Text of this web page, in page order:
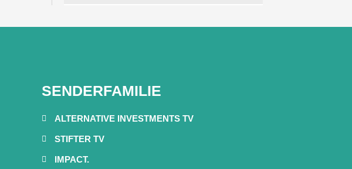
SENDERFAMILIE
ALTERNATIVE INVESTMENTS TV
STIFTER TV
IMPACT.